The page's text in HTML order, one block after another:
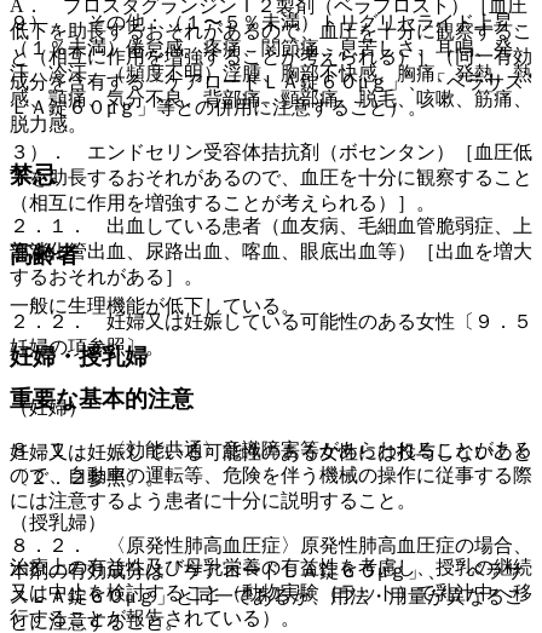
A． プロスタグランジンＩ２製剤（ベラプロスト）［血圧
低下を助長するおそれがあるので、血圧を十分に観察するこ
と（相互に作用を増強することが考えられる）］（同一有効
成分を含有する「ケアロードＬＡ錠６０μｇ」、「ベラサス
ＬＡ錠６０μｇ」等との併用に注意すること）。
３）． エンドセリン受容体拮抗剤（ボセンタン）［血圧低
下を助長するおそれがあるので、血圧を十分に観察すること
（相互に作用を増強することが考えられる）］。
高齢者
一般に生理機能が低下している。
妊婦・授乳婦
（妊婦）
妊婦又は妊娠している可能性のある女性には投与しないこと
〔２．２参照〕。
（授乳婦）
治療上の有益性及び母乳栄養の有益性を考慮し、授乳の継続
又は中止を検討すること（動物実験（ラット）で乳汁中へ移
行することが報告されている）。
９）． その他：（１〜５％未満）トリグリセライド上昇、
（１％未満）倦怠感、疼痛、関節痛、息苦しさ、耳鳴、発
汗、冷汗、（頻度不明）浮腫、胸部不快感、胸痛、発熱、熱
感、顎痛、気分不良、背部痛、頸部痛、脱毛、咳嗽、筋痛、
脱力感。
禁忌
２．１． 出血している患者（血友病、毛細血管脆弱症、上
部消化管出血、尿路出血、喀血、眼底出血等）［出血を増大
するおそれがある］。
２．２． 妊婦又は妊娠している可能性のある女性〔９．５
妊婦の項参照〕。
重要な基本的注意
８．１． 〈効能共通〉意識障害等があらわれることがある
ので、自動車の運転等、危険を伴う機械の操作に従事する際
には注意するよう患者に十分に説明すること。
８．２． 〈原発性肺高血圧症〉原発性肺高血圧症の場合、
本剤の有効成分は「ケアロードＬＡ錠６０μｇ」、「ベラサ
スＬＡ錠６０μｇ」と同一であるが、用法・用量が異なるこ
とに注意すること。